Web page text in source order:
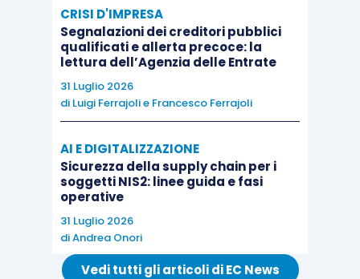
CRISI D'IMPRESA
Segnalazioni dei creditori pubblici
qualificati e allerta precoce: la
lettura dell’Agenzia delle Entrate
31 Luglio 2026
di Luigi Ferrajolie Francesco Ferrajoli
AI E DIGITALIZZAZIONE
Sicurezza della supply chain per i
soggetti NIS2: linee guida e fasi
operative
31 Luglio 2026
diAndrea Onori
Vedi tutti gli articoli di EC News